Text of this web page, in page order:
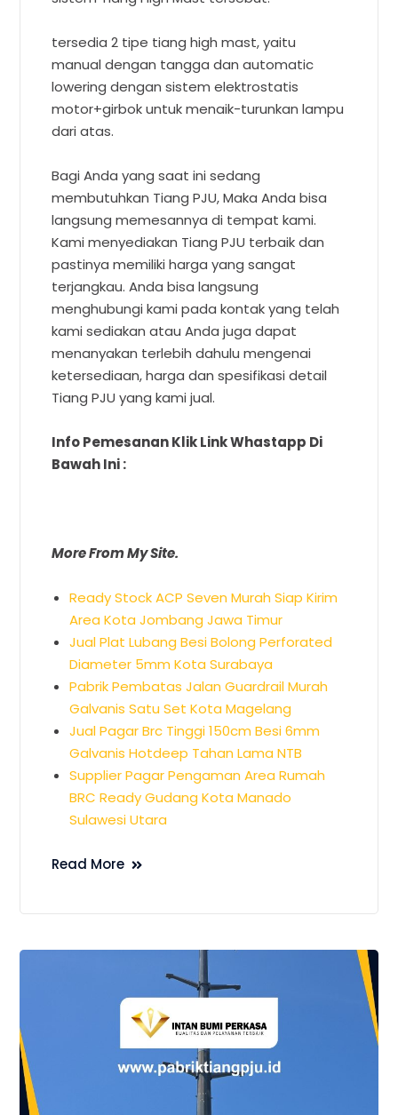
tersedia 2 tipe tiang high mast, yaitu
manual dengan tangga dan automatic
lowering dengan sistem elektrostatis
motor+girbok untuk menaik-turunkan lampu
dari atas.
Bagi Anda yang saat ini sedang
membutuhkan Tiang PJU, Maka Anda bisa
langsung memesannya di tempat kami.
Kami menyediakan Tiang PJU terbaik dan
pastinya memiliki harga yang sangat
terjangkau. Anda bisa langsung
menghubungi kami pada kontak yang telah
kami sediakan atau Anda juga dapat
menanyakan terlebih dahulu mengenai
ketersediaan, harga dan spesifikasi detail
Tiang PJU yang kami jual.
Info Pemesanan Klik Link Whastapp Di
Bawah Ini :
More From My Site.
Ready Stock ACP Seven Murah Siap Kirim
Area Kota Jombang Jawa Timur
Jual Plat Lubang Besi Bolong Perforated
Diameter 5mm Kota Surabaya
Pabrik Pembatas Jalan Guardrail Murah
Galvanis Satu Set Kota Magelang
Jual Pagar Brc Tinggi 150cm Besi 6mm
Galvanis Hotdeep Tahan Lama NTB
Supplier Pagar Pengaman Area Rumah
BRC Ready Gudang Kota Manado
Sulawesi Utara
Read More